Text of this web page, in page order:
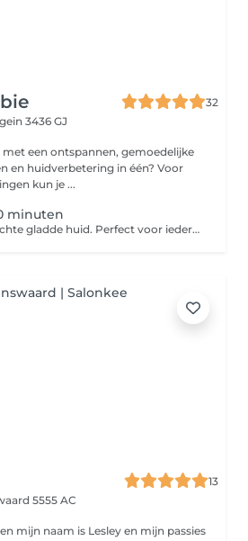
32
3436 GJ
met een ontspannen, gemoedelijke
kun je ...
minuten
Ontspanning en een zachte gladde huid. Perfect voor iedere man. -Reinigen -Dieptereiniging -Onzuiverheden verwijderen -Geurreis -Balance massage -Masker -Dag- of nachtverzorging
13
5555 AC
mijn naam is Lesley en mijn passies